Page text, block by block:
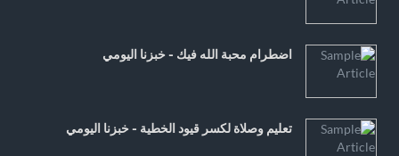
اضطرام محبة الله فيك - خبزنا اليومي
تعليم وصلاة لكسر قيود الخطية - خبزنا اليومي